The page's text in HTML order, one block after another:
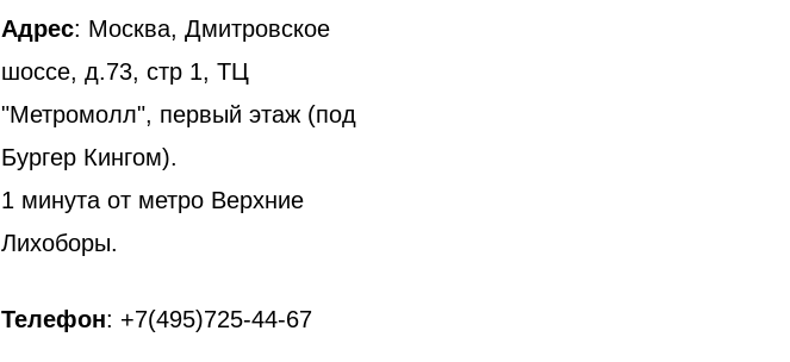
Адрес: Москва, Дмитровское
шоссе, д.73, стр 1, ТЦ
"Метромолл", первый этаж (под
Бургер Кингом).
1 минута от метро Верхние
Лихоборы.
Телефон: +7(495)725-44-67